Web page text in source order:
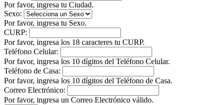
Por favor, ingresa tu Ciudad.
Sexo:
Por favor, ingresa tu Sexo.
CURP:
Por favor, ingresa los 18 caracteres tu CURP.
Teléfono Celular:
Por favor, ingresa los 10 dígitos del Teléfono Celular.
Teléfono de Casa:
Por favor, ingresa los 10 dígitos del Teléfono de Casa.
Correo Electrónico:
Por favor, ingresa un Correo Electrónico válido.